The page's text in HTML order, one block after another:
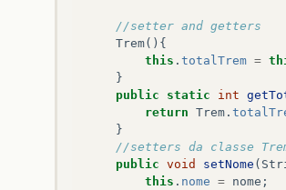
//setter and getters
Trem(){
this . totalTrem =
}
public
static int
return Trem .
}
//setters da classe
public void setNome (
this . nome = nome ;